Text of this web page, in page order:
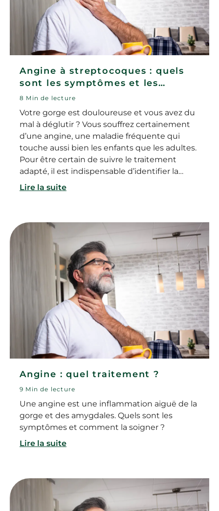
Angine à streptocoques : quels
sont les symptômes et les
traitements
8 Min de lecture
Votre gorge est douloureuse et vous avez du
mal à déglutir ? Vous souffrez certainement
d’une angine, une maladie fréquente qui
touche aussi bien les enfants que les adultes.
Pour être certain de suivre le traitement
adapté, il est indispensable d’identifier la
cause de cette maladie. En effet, si l’angine
streptococcique.
Lire la suite
Angine : quel traitement ?
9 Min de lecture
Une angine est une inflammation aiguë de la
gorge et des amygdales. Quels sont les
symptômes et comment la soigner ?
Lire la suite